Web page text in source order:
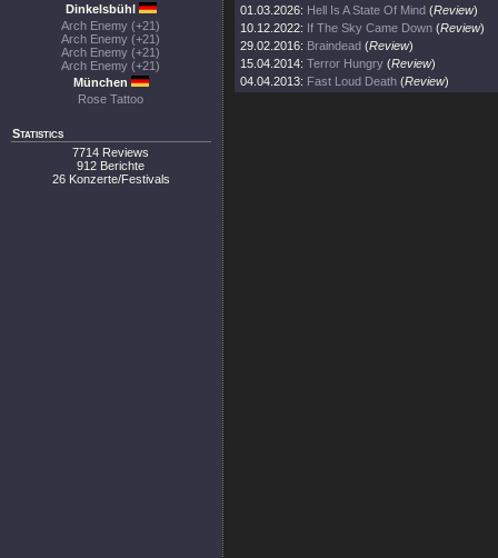
Dinkelsbühl
Arch Enemy (+21)
Arch Enemy (+21)
Arch Enemy (+21)
Arch Enemy (+21)
München
Rose Tattoo
Statistics
7714 Reviews
912 Berichte
26 Konzerte/Festivals
01.03.2026: Hell Is A State Of Mind (Review)
10.12.2022: If The Sky Came Down (Review)
29.02.2016: Braindead (Review)
15.04.2014: Terror Hungry (Review)
04.04.2013: Fast Loud Death (Review)